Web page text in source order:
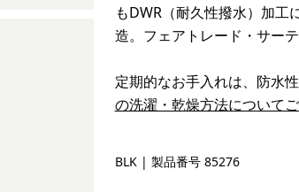
もDWR（耐久性撥水）加工
造。フェアトレード・サー
定期的なお手入れは、防水
の洗濯・乾燥方法についてご
Black
BLK | 製品番号 85276